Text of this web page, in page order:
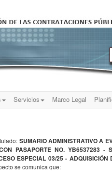
Servicios Marco Legal
SUMARIO ADMINISTRATIVO A
PASAPORTE NO. YB6537283 -
ESPECIAL 03/25 -
se comunica que: